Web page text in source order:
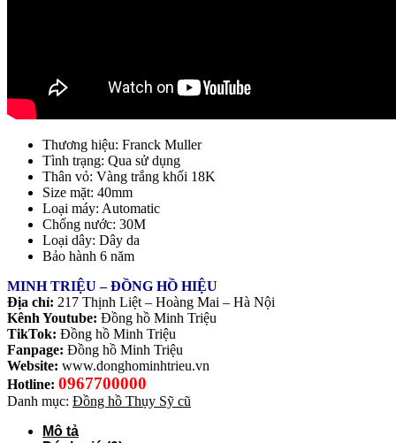
Thương hiệu: Franck Muller
Tình trạng: Qua sử dụng
Thân vỏ: Vàng trắng khối 18K
Size mặt: 40mm
Loại máy: Automatic
Chống nước: 30M
Loại dây: Dây da
Bảo hành 6 năm
MINH TRIỆU – ĐỒNG HỒ HIỆU
Địa chỉ: 217 Thịnh Liệt – Hoàng Mai – Hà Nội
Kênh Youtube: Đồng hồ Minh Triệu
TikTok: Đồng hồ Minh Triệu
Fanpage: Đồng hồ Minh Triệu
Website: www.donghominhtrieu.vn
Hotline: 0967700000
Danh mục: Đồng hồ Thụy Sỹ cũ
Mô tả